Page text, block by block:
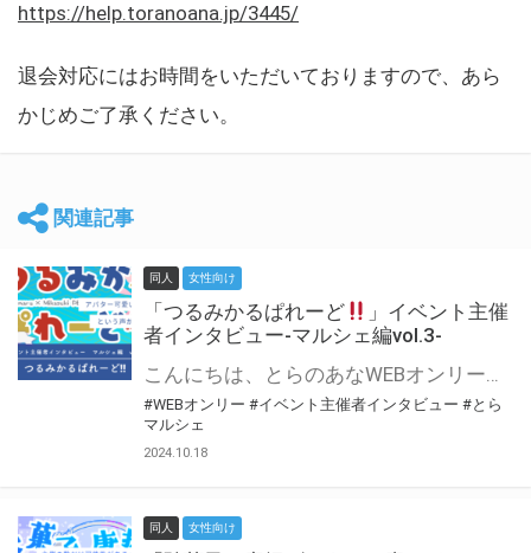
https://help.toranoana.jp/3445/
退会対応にはお時間をいただいておりますので、あら
かじめご了承ください。
関連記事
同人 女性向け
「つるみかるぱれーど
」イベント主催
者インタビュー-マルシェ編vol.3-
こんにちは、とらのあなWEBオンリー運営スタッフです。 新たにお届けする、イベント主催者インタビュー-マルシェ編-は、 とらのあなWEBオンリー「マルシェ」をご利用した主催様に 「マルシェ」を使って開催した感想や心がけをお聞きする企画です。 今回は、WEBオンリー初開催「つるみかるぱれーど
#WEBオンリー #イベント主催者インタビュー #とら
マルシェ
2024.10.18
同人 女性向け